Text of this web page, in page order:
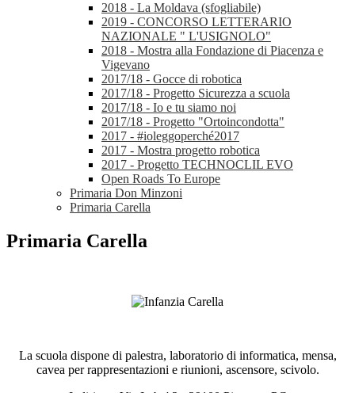
2018 - La Moldava (sfogliabile)
2019 - CONCORSO LETTERARIO
NAZIONALE " L'USIGNOLO"
2018 - Mostra alla Fondazione di Piacenza e
Vigevano
2017/18 - Gocce di robotica
2017/18 - Progetto Sicurezza a scuola
2017/18 - Io e tu siamo noi
2017/18 - Progetto "Ortoincondotta"
2017 - #ioleggoperché2017
2017 - Mostra progetto robotica
2017 - Progetto TECHNOCLIL EVO
Open Roads To Europe
Primaria Don Minzoni
Primaria Carella
Primaria Carella
La scuola dispone di palestra, laboratorio di informatica, mensa,
cavea per rappresentazioni e riunioni, ascensore, scivolo.